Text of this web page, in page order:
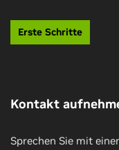
Lernen Sie, wie Sie
beschleunigten
Jetzt anmelden
Erste Schritte
Kontakt
Sprechen Sie mit